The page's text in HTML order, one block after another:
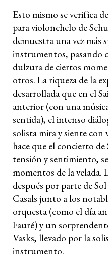
Esto mismo se verifica
para violonchelo de
demuestra una vez más
instrumentos, pasando
dulzura de ciertos
otros. La riqueza de la
desarrollada que en el
anterior (con una
sentida), el intenso
solista mira y siente
hace que el concierto
tensión y sentimiento,
momentos de la velada.
después por parte de
Casals junto a los
orquesta (como el día
Fauré) y un
Vasks, llevado por la
instrumento.